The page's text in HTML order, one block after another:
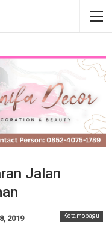
Jalan
Kotamobagu
2019